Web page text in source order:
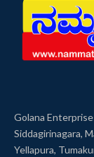
Golana
Siddagirinagara,
Yellapura,